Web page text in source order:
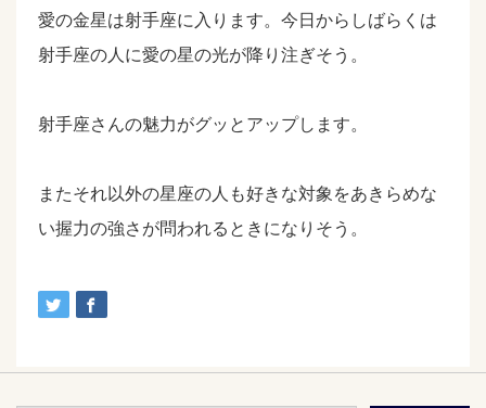
愛の金星は射手座に入ります。今日からしばらくは
射手座の人に愛の星の光が降り注ぎそう。
射手座さんの魅力がグッとアップします。
またそれ以外の星座の人も好きな対象をあきらめな
い握力の強さが問われるときになりそう。